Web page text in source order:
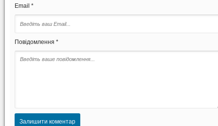
Email *
Повідомлення *